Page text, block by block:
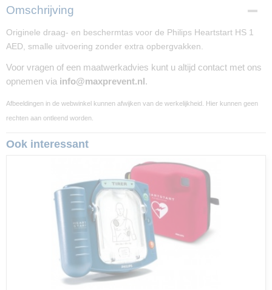
Productcode
Omschrijving
Originele draag- en beschermtas voor de Philips Heartstart HS 1
AED, smalle uitvoering zonder extra opbergvakken.
Voor vragen of een maatwerkadvies kunt u altijd contact met ons
opnemen via info@maxprevent.nl .
Afbeeldingen in de webwinkel kunnen afwijken van de werkelijkheid. Hier kunnen geen
rechten aan ontleend worden.
Ook interessant